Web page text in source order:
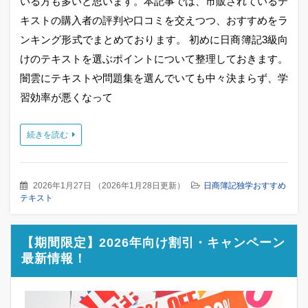
キストの購入者の評判や口コミを交えつつ、おすすめをラ
ンキング形式でまとめております。 初めに日商簿記3級向
けのテキストを選ぶポイントについて整理しておきます。
闇雲にテキストや問題集を選んでいても中々決まらず、学
習効率が悪くなって
続きを読む
2026年1月27日 （ 2026年1月28日更新）
日商簿記独学おすすめ
テキスト
【期間限定】2026年向け割引・キャンペーン
最新情報！